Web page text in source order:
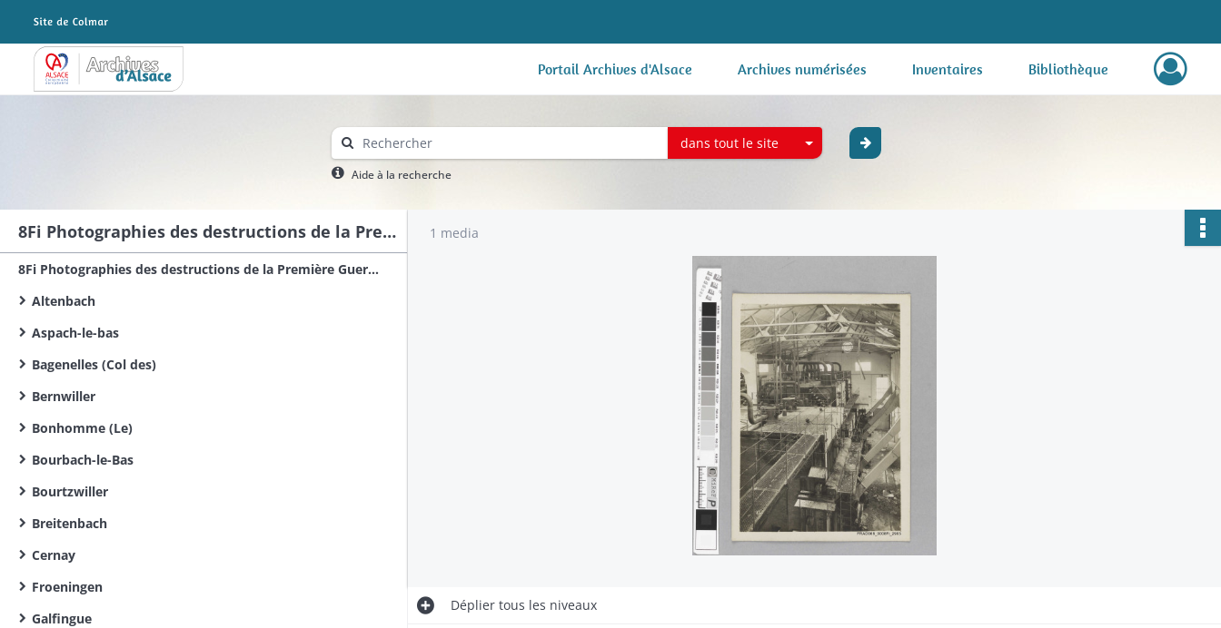
Archives Alsace - Colmar Portail Archives d'Alsace Archives numérisées Inventaires Bibliothèque
dans tout le site
Aide à la recherche
8Fi Photographies des destructions de la Première Guerre mondiale dans le sud du Haut-Rhin
8Fi Photographies des destructions de la Première Guerre mondiale dans le Haut-Rhin
Altenbach
Aspach-le-bas
Bagenelles (Col des)
Bernwiller
Bonhomme (Le)
Bourbach-le-Bas
Bourtzwiller
Breitenbach
Cernay
Froeningen
Galfingue
1 media
Dépliertous les niveaux